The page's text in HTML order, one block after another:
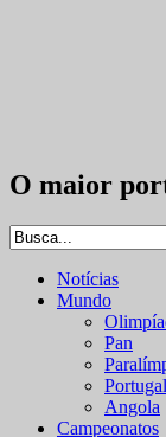
O maior
Notícias
Mundo
Pan
Portugal
Angola
Campeonatos